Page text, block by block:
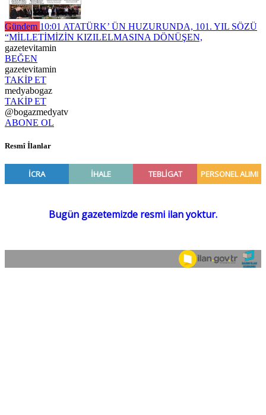
Gündem 10:01 ATATÜRK’ ÜN HUZURUNDA, 101. YIL SÖZÜ
“MİLLETİMİZİN KIZILELMASINA DÖNÜŞEN,
gazetevitamin
BEĞEN
gazetevitamin
TAKİP ET
medyabogaz
TAKİP ET
@bogazmedyatv
ABONE OL
Resmî İlanlar